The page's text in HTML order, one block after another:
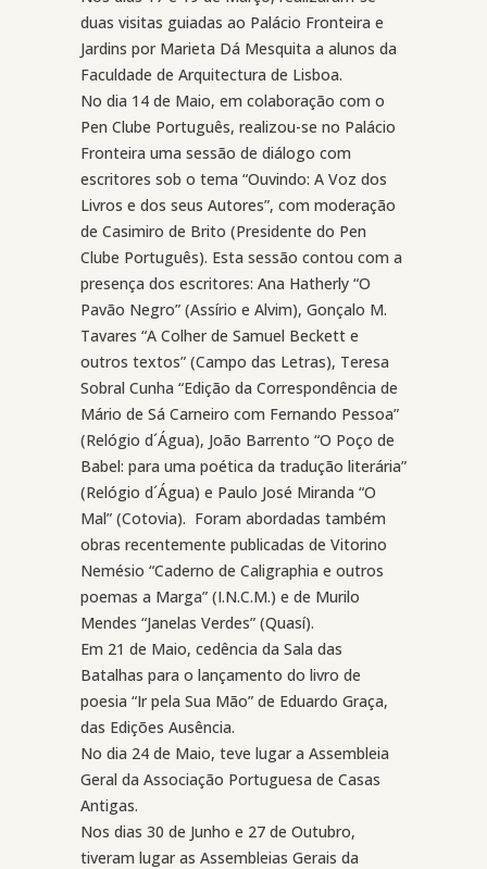
duas visitas guiadas ao Palácio Fronteira e
Jardins por Marieta Dá Mesquita a alunos da
Faculdade de Arquitectura de Lisboa.
No dia 14 de Maio, em colaboração com o
Pen Clube Português, realizou-se no Palácio
Fronteira uma sessão de diálogo com
escritores sob o tema “Ouvindo: A Voz dos
Livros e dos seus Autores”, com moderação
de Casimiro de Brito (Presidente do Pen
Clube Português). Esta sessão contou com a
presença dos escritores: Ana Hatherly “O
Pavão Negro” (Assírio e Alvim), Gonçalo M.
Tavares “A Colher de Samuel Beckett e
outros textos” (Campo das Letras), Teresa
Sobral Cunha “Edição da Correspondência de
Mário de Sá Carneiro com Fernando Pessoa”
(Relógio d´Água), João Barrento “O Poço de
Babel: para uma poética da tradução literária”
(Relógio d´Água) e Paulo José Miranda “O
Mal” (Cotovia). Foram abordadas também
obras recentemente publicadas de Vitorino
Nemésio “Caderno de Caligraphia e outros
poemas a Marga” (I.N.C.M.) e de Murilo
Mendes “Janelas Verdes” (Quasí).
Em 21 de Maio, cedência da Sala das
Batalhas para o lançamento do livro de
poesia “Ir pela Sua Mão” de Eduardo Graça,
das Edições Ausência.
No dia 24 de Maio, teve lugar a Assembleia
Geral da Associação Portuguesa de Casas
Antigas.
Nos dias 30 de Junho e 27 de Outubro,
tiveram lugar as Assembleias Gerais da